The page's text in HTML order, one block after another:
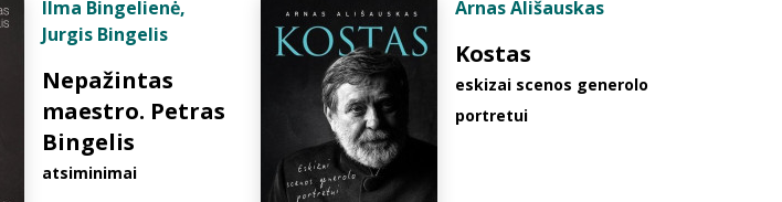
Ilma Bingelienė,
Jurgis Bingelis
Nepažintas
maestro. Petras
Bingelis
atsiminimai
Arnas Ališauskas
Kostas
eskizai scenos generolo
portretui